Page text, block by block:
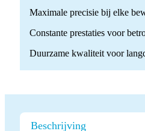
Maximale precisie bij elke
Constante prestaties voor
Duurzame kwaliteit voor
Beschrijving